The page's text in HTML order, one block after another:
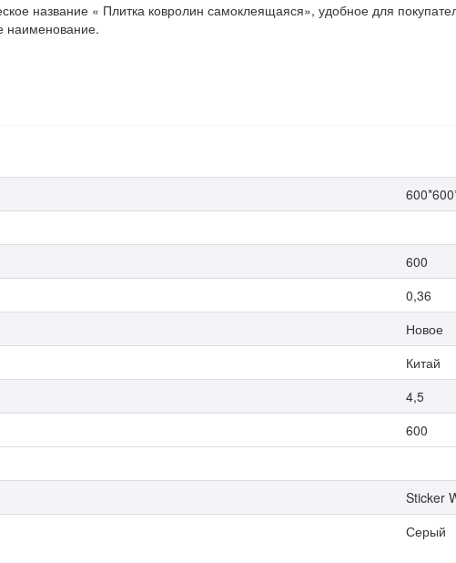
название « Плитка ковролин самоклеящаяся», удобное для
наименование.
600
0,36
Новое
Китай
4,5
600
Sticker
Серый